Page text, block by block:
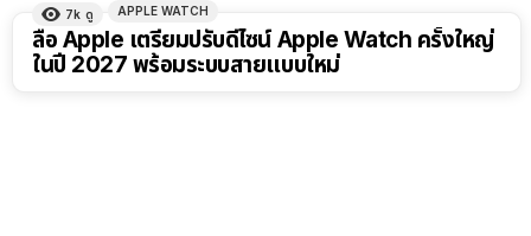
7k ดู APPLE WATCH
ลือ Apple เตรียมปรับดีไซน์ Apple Watch ครั้งใหญ่
ในปี 2027 พร้อมระบบสายแบบใหม่